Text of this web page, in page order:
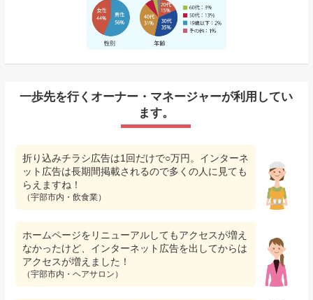
一歩先を行くオーナー・マネージャーが利用してい
ます。
折り込みチラシ広告は1回だけで○万円。インターネ
ット広告は長期間掲載されるので多くの人に見ても
らえますね！
（宇部市内・飲食業）
ホームページをリニューアルしてもアクセスが増え
なかったけど、インターネット広告を出してからは
アクセスが増えました！
（宇部市内・ヘアサロン）